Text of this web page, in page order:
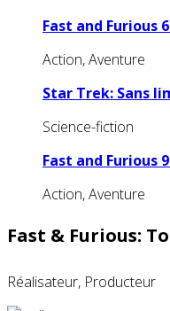
Fast and Furious
Action, Aventure
Star Trek: Sans
Science-fiction
Fast and Furious
Action, Aventure
Fast & Furious:
Réalisateur, Producteur